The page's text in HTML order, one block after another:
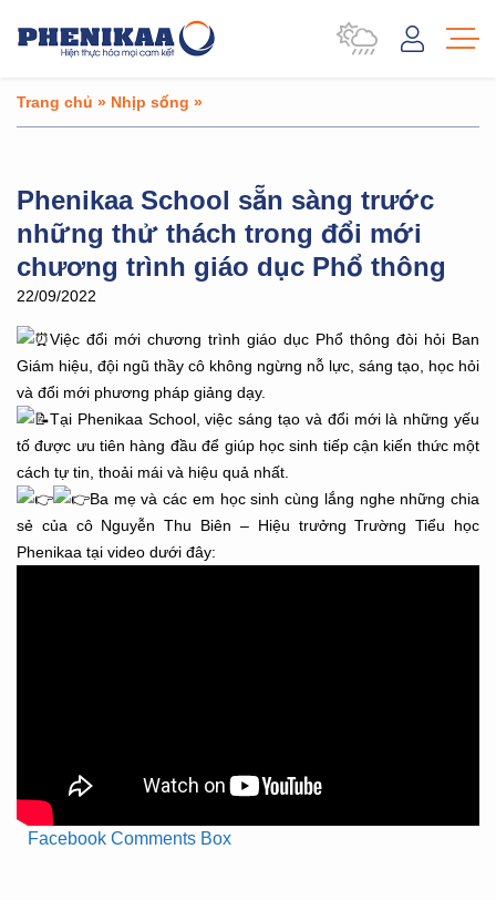
Trang chủ » Nhịp sống »
Phenikaa School sẵn sàng trước
những thử thách trong đổi mới
chương trình giáo dục Phổ thông
22/09/2022
Việc đổi mới chương trình giáo dục Phổ thông đòi hỏi Ban
Giám hiệu, đội ngũ thầy cô không ngừng nỗ lực, sáng tạo, học hỏi
và đổi mới phương pháp giảng dạy.
Tại Phenikaa School, việc sáng tạo và đổi mới là những yếu
tố được ưu tiên hàng đầu để giúp học sinh tiếp cận kiến thức một
cách tự tin, thoải mái và hiệu quả nhất.
Ba mẹ và các em học sinh cùng lắng nghe những chia
sẻ của cô Nguyễn Thu Biên – Hiệu trưởng Trường Tiểu học
Phenikaa tại video dưới đây:
Facebook Comments Box